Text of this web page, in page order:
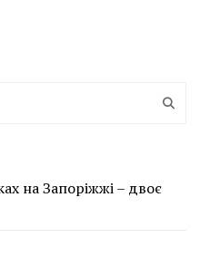
на Запоріжжі – двоє